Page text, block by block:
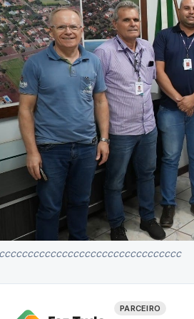
cccccccccccccccccccccccccccccccc
PARCEIRO
Pronto para